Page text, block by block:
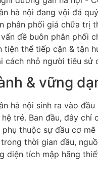
hà nội đang vội đá
phân phối giá chữa trị
đề buôn phân phối
tiện thể tiếp cận & tận
cách nhỏ người tiêu sử
& vững
hà nội sinh ra vào
trẻ. Ban đầu, đây
thuộc sự đầu cơ
thời gian đầu,
diện tích mập hãng